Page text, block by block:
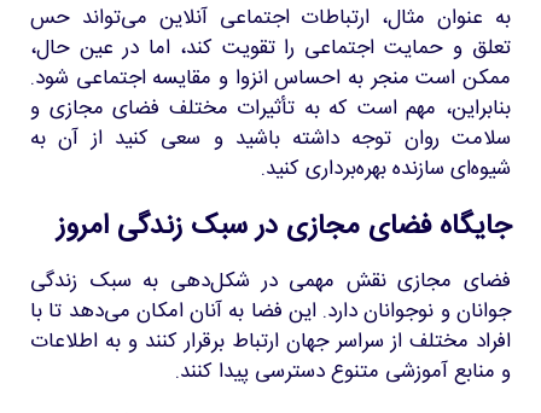
به عنوان مثال، ارتباطات اجتماعی آنلاین می‌تواند حس
تعلق و حمایت اجتماعی را تقویت کند، اما در عین حال،
ممکن است منجر به احساس انزوا و مقایسه اجتماعی شود.
بنابراین، مهم است که به تأثیرات مختلف فضای مجازی و
سلامت روان توجه داشته باشید و سعی کنید از آن به
شیوه‌ای سازنده بهره‌برداری کنید.
جایگاه فضای مجازی در سبک زندگی امروز
فضای مجازی نقش مهمی در شکل‌دهی به سبک زندگی
جوانان و نوجوانان دارد. این فضا به آنان امکان می‌دهد تا با
افراد مختلف از سراسر جهان ارتباط برقرار کنند و به اطلاعات
و منابع آموزشی متنوع دسترسی پیدا کنند.